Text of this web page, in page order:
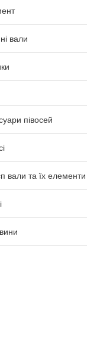
вали
півосей
вали та їх елементи